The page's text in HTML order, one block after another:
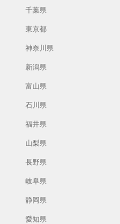
千葉県
東京都
神奈川県
新潟県
富山県
石川県
福井県
山梨県
長野県
岐阜県
静岡県
愛知県